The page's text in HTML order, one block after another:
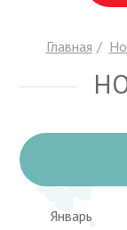
Главная
Январь